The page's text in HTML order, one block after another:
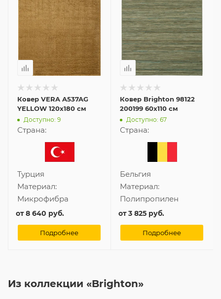
Ковер VERA A537AG
YELLOW 120x180 см
Доступно: 9
Страна:
Турция
Материал:
Микрофибра
от8 640 руб.
Подробнее
Ковер Brighton 98122
200199 60x110 см
Доступно: 67
Страна:
Бельгия
Материал:
Полипропилен
от3 825 руб.
Подробнее
Из коллекции «Brighton»